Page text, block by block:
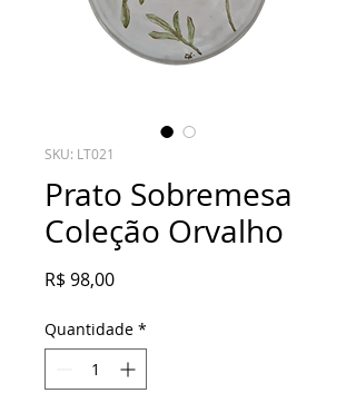
SKU: LT021
Prato Sobremesa
Coleção Orvalho
R$ 98,00Preço
Quantidade *